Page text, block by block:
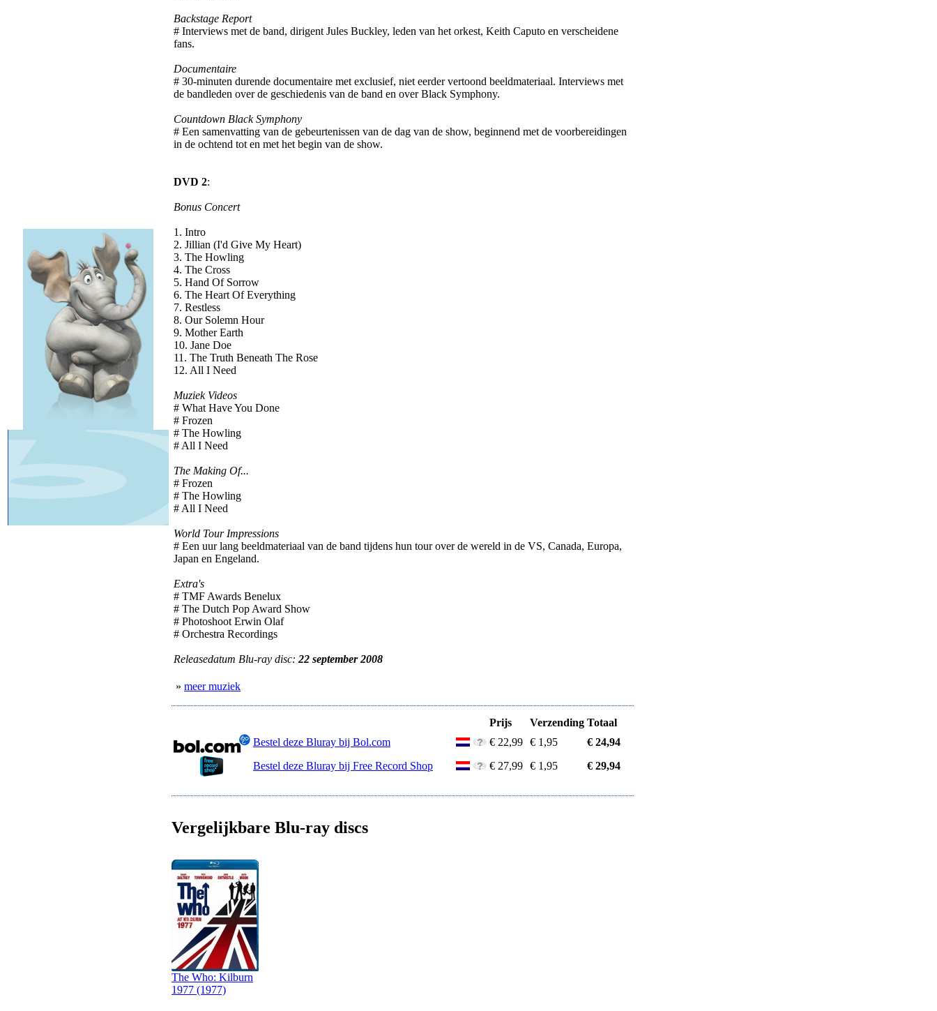
Backstage Report
# Interviews met de band, dirigent Jules Buckley, leden van het orkest, Keith Caputo en verscheidene
fans.
Documentaire
# 30-minuten durende documentaire met exclusief, niet eerder vertoond beeldmateriaal. Interviews met
de bandleden over de geschiedenis van de band en over Black Symphony.
Countdown Black Symphony
# Een samenvatting van de gebeurtenissen van de dag van de show, beginnend met de voorbereidingen
in de ochtend tot en met het begin van de show.
DVD 2:
Bonus Concert
1. Intro
2. Jillian (I'd Give My Heart)
3. The Howling
4. The Cross
5. Hand Of Sorrow
6. The Heart Of Everything
7. Restless
8. Our Solemn Hour
9. Mother Earth
10. Jane Doe
11. The Truth Beneath The Rose
12. All I Need
Muziek Videos
# What Have You Done
# Frozen
# The Howling
# All I Need
The Making Of...
# Frozen
# The Howling
# All I Need
World Tour Impressions
# Een uur lang beeldmateriaal van de band tijdens hun tour over de wereld in de VS, Canada, Europa,
Japan en Engeland.
Extra's
# TMF Awards Benelux
# The Dutch Pop Award Show
# Photoshoot Erwin Olaf
# Orchestra Recordings
Releasedatum Blu-ray disc: 22 september 2008
» meer muziek
Prijs Verzending Totaal
Bestel deze Bluray bij Bol.com
€ 22,99 € 1,95
€ 24,94
Bestel deze Bluray bij Free Record Shop
€ 27,99 € 1,95 € 29,94
Vergelijkbare Blu-ray discs
The Who: Kilburn
1977 (1977)